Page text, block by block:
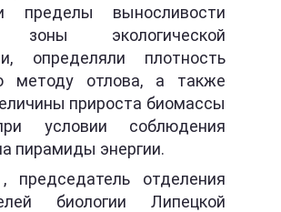
пределы выносливости
зоны экологической
определяли плотность
методу отлова, а также
прироста биомассы
условии соблюдения
пирамиды энергии.
, председатель отделения
биологии Липецкой